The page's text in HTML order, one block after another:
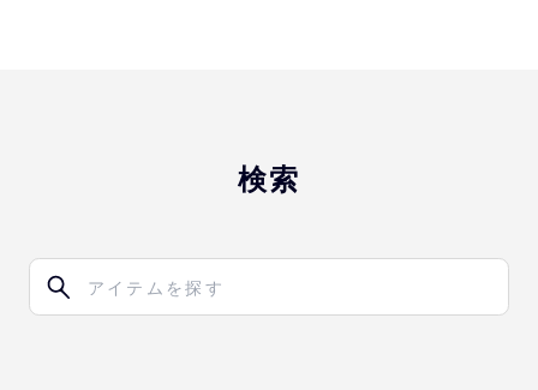
検索